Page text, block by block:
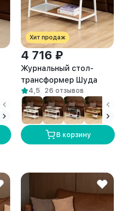
Хит продаж
4 716 ₽
Журнальный стол-
трансформер Шуда
белый/амаретто
4,5 26 отзывов
В корзину